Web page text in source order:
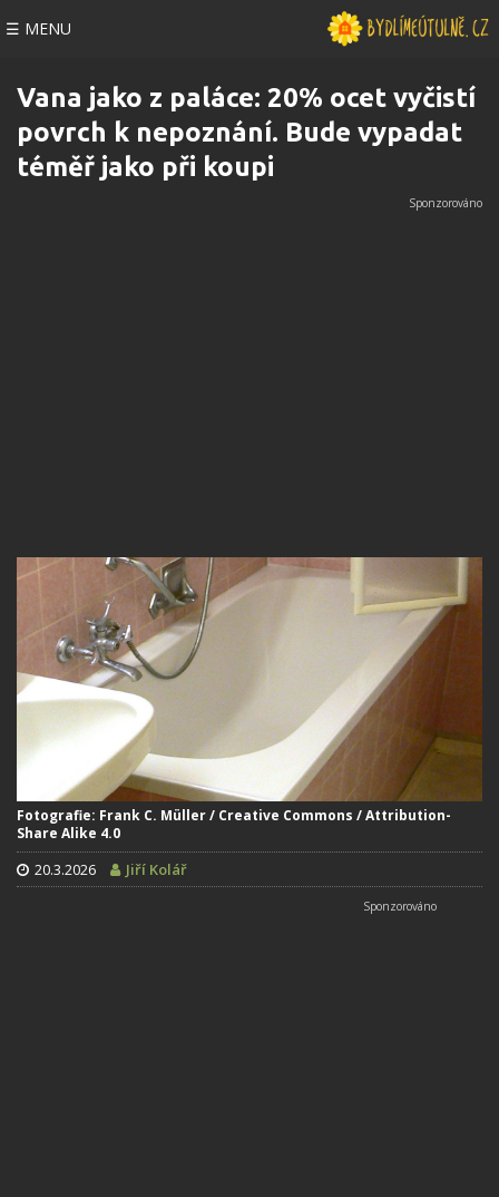
☰ MENU
Vana jako z paláce: 20% ocet vyčistí
povrch k nepoznání. Bude vypadat
téměř jako při koupi
Fotografie: Frank C. Müller / Creative Commons / Attribution-
Share Alike 4.0
20.3.2026 Jiří Kolář